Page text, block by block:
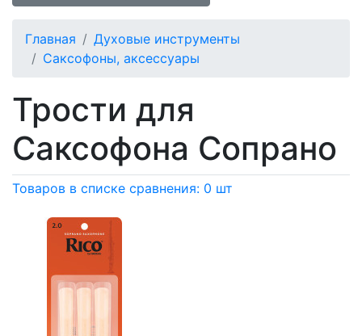
Главная
Духовые инструменты
Саксофоны, аксессуары
Трости для
Саксофона Сопрано
Товаров в списке сравнения: 0 шт